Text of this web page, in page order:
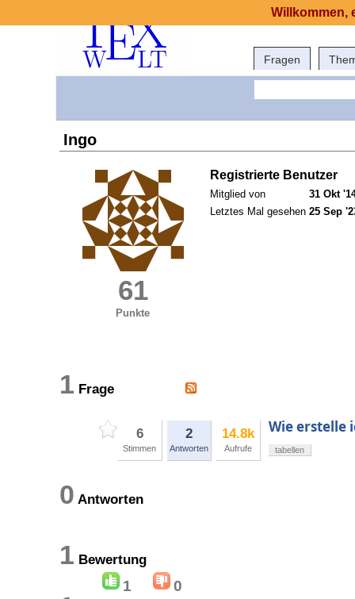
Fragen
Ingo
61
Punkte
Registrierte Benutzer
Mitglied von
31 Okt
Letztes Mal gesehen 25 Sep
1 Frage
6
Stimmen
2
Antworten
14.8k
Aufrufe
Wie erstelle
tabellen
0 Antworten
1 Bewertung
1 0
Willkommen,